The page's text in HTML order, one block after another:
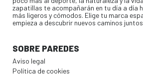
zapatillas te acompañarán en tu día a día
más ligeros y cómodos. Elige tu marca
empieza a descubrir nuevos caminos
SOBRE PAREDES
Aviso legal
Política de cookies